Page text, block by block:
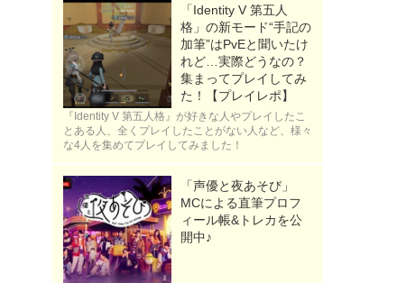
「Identity V 第五人
格」の新モード“手記の
加筆”はPvEと聞いたけ
れど…実際どうなの？
集まってプレイしてみ
た！【プレイレポ】
『Identity V 第五人格』が好きな人やプレイしたこ
とある人、全くプレイしたことがない人など、様々
な4人を集めてプレイしてみました！
「声優と夜あそび」
MCによる直筆プロフ
ィール帳&トレカを公
開中♪